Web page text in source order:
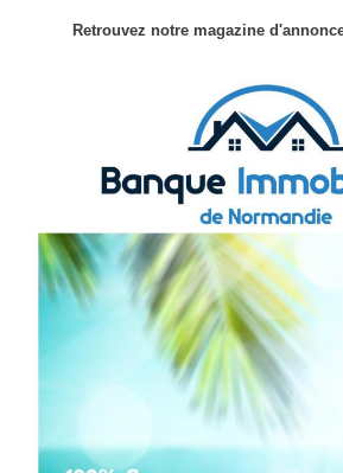
Retrouvez notre magazine